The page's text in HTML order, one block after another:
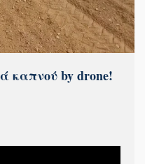
καπνού by drone!